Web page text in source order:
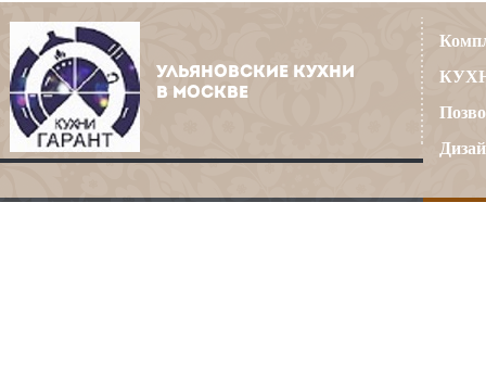
УЛЬЯНОВСКИЕ КУХНИ
В МОСКВЕ